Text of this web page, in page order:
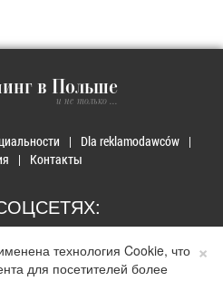
в Польше
и не только ...
Dla reklamodawców
Контакты
×
технология Cookie, что
для посетителей более